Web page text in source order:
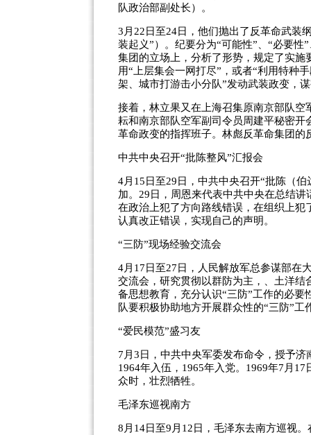
队政治部副处长）。
3月22日至24日，他们抛出了反革命武装
装起义”）。纪要分为“可能性”、“必要性
集团的立场上，分析了形势，规定了实施
用“上层集会一网打尽”，或者“利用特种
架、城市打游击小分队”发动武装政变，
接着，林立果又在上海召集原南京部队空
耘和南京部队空军副司令员周建平秘密开
革命政变的指挥班子。林彪反革命集团
中共中央召开“批陈整风”汇报会
4月15日至29日，中共中央召开“批陈（
加。29日，周恩来代表中共中央在总结
在政治上犯了方向路线错误，在组织上
认真改正错误，实现自己的声明。
“三防”现场经验交流会
4月17日至27日，人民解放军总参谋部在
交流会，研究贯彻以群防为主，、土洋结
备思想教育，充分认识“三防”工作的必
队要积极协助地方开展群众性的“三防”
“爱民模范”盛习友
7月3日，中共中央军委发布命令，授予
1964年入伍，1965年入党。1969年7月
众时，壮烈牺牲。
毛泽东巡视南方
8月14日至9月12日，毛泽东去南方巡视